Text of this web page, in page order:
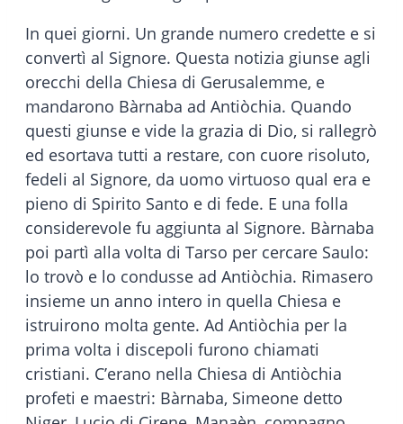
In quei giorni. Un grande numero credette e si
convertì al Signore. Questa notizia giunse agli
orecchi della Chiesa di Gerusalemme, e
mandarono Bàrnaba ad Antiòchia. Quando
questi giunse e vide la grazia di Dio, si rallegrò
ed esortava tutti a restare, con cuore risoluto,
fedeli al Signore, da uomo virtuoso qual era e
pieno di Spirito Santo e di fede. E una folla
considerevole fu aggiunta al Signore. Bàrnaba
poi partì alla volta di Tarso per cercare Saulo:
lo trovò e lo condusse ad Antiòchia. Rimasero
insieme un anno intero in quella Chiesa e
istruirono molta gente. Ad Antiòchia per la
prima volta i discepoli furono chiamati
cristiani. C’erano nella Chiesa di Antiòchia
profeti e maestri: Bàrnaba, Simeone detto